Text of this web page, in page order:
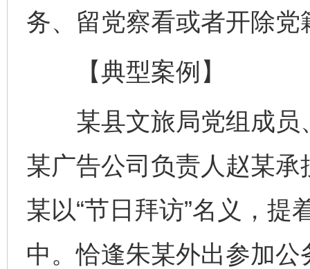
务、留党察看或者开除党
【典型案例】
某县文旅局党组成员
某广告公司负责人赵某
某以“节日拜访”名义，
中。恰逢朱某外出参加